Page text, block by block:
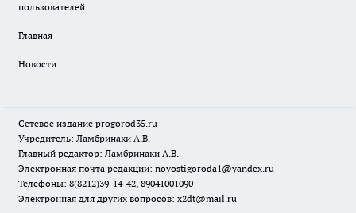
пользователей.
Главная
Новости
Сетевое издание progorod35.ru
Учредитель: Ламбринаки А.В.
Главный редактор: Ламбринаки А.В.
Электронная почта редакции: novostigoroda1@yandex.ru
Телефоны: 8(8212)39-14-42, 89041001090
Электронная для других вопросов: x2dt@mail.ru